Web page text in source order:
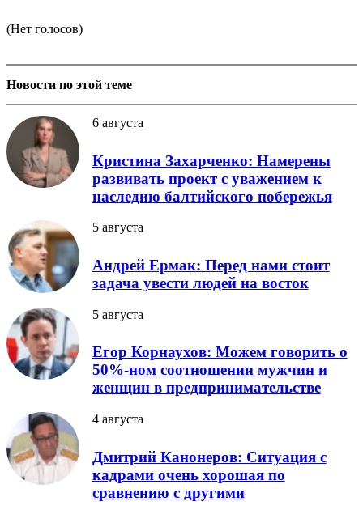
(Нет голосов)
Новости по этой теме
6 августа
Кристина Захарченко: Намерены
развивать проект с уважением к
наследию балтийского побережья
5 августа
Андрей Ермак: Перед нами стоит
задача увести людей на восток
5 августа
Егор Корнаухов: Можем говорить о
50%-ном соотношении мужчин и
женщин в предпринимательстве
4 августа
Дмитрий Канонеров: Ситуация с
кадрами очень хорошая по
сравнению с другими